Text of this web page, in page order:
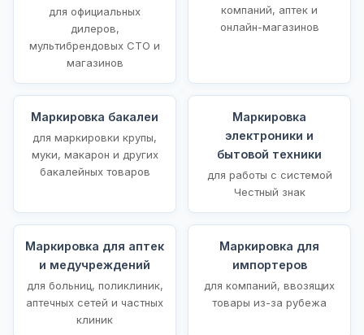
для официальных
дилеров,
мультибрендовых СТО и
магазинов
компаний, аптек и
онлайн-магазинов
Маркировка бакалеи
для маркировки крупы,
муки, макарон и других
бакалейных товаров
Маркировка
электроники и
бытовой техники
для работы с системой
Честный знак
Маркировка для аптек
и медучреждений
для больниц, поликлиник,
аптечных сетей и частных
клиник
Маркировка для
импортеров
для компаний, ввозящих
товары из-за рубежа